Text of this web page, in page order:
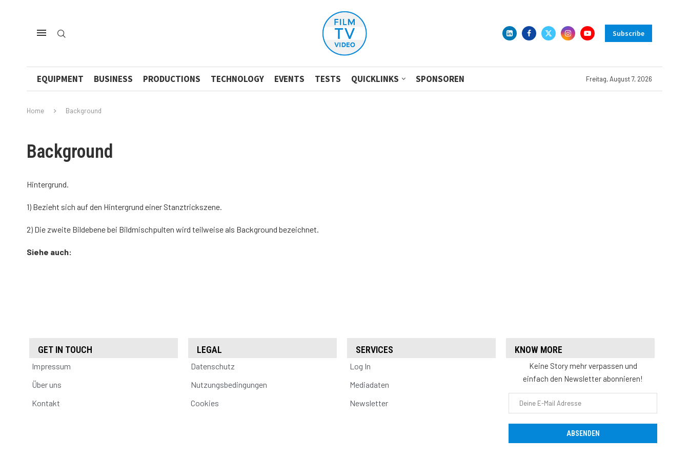
Subscribe
EQUIPMENT BUSINESS PRODUCTIONS TECHNOLOGY EVENTS TESTS QUICKLINKS SPONSOREN Freitag, August 7, 2026
Home Background
Background
Hintergrund.
1) Bezieht sich auf den Hintergrund einer Stanztrickszene.
2) Die zweite Bildebene bei Bildmischpulten wird teilweise als Background bezeichnet.
Siehe auch:
GET IN TOUCH
Impressum
Über uns
Kontakt
LEGAL
Datenschutz
Nutzungsbedingungen
Cookies
SERVICES
Log In
Mediadaten
Newsletter
KNOW MORE
Keine Story mehr verpassen und
einfach den Newsletter abonnieren!